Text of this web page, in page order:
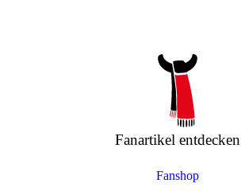
Fanartikel entdecken
Fanshop